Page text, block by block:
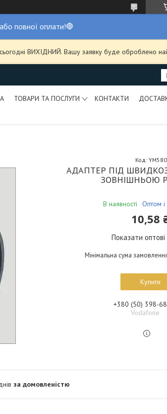
повної оплати!🛑
сьогодні ВИХІДНИЙ. Вашу заявку буде оброблено
ТОВАРИ ТА ПОСЛУГИ КОНТАКТИ
АДАПТЕР ПІД
ЗОВНІШНЬОЮ
В наявності Оптом
Код:
10,58
Показати оптові
Мінімальна сума
Купити
+380 (50) 398-
Vodafone
за домовленістю